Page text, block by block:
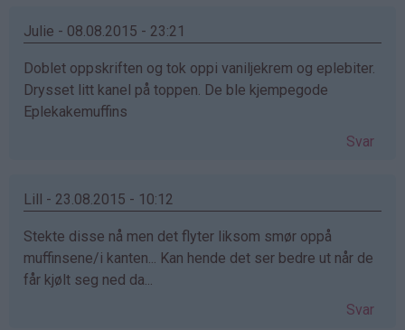
Julie - 08.08.2015 - 23:21
Doblet oppskriften og tok oppi vaniljekrem og eplebiter.
Drysset litt kanel på toppen. De ble kjempegode
Eplekakemuffins
Svar
Lill - 23.08.2015 - 10:12
Stekte disse nå men det flyter liksom smør oppå
muffinsene/i kanten... Kan hende det ser bedre ut når de
får kjølt seg ned da...
Svar